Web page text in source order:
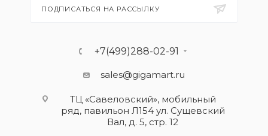
ПОДПИСАТЬСЯ НА РАССЫЛКУ
+7(499)288-02-91
sales@gigamart.ru
ТЦ «Савеловский», мобильный
ряд, павильон Л154 ул. Сущевский
Вал, д. 5, стр. 12